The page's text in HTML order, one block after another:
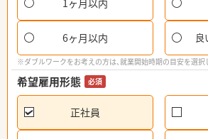
1ヶ月以内
6ヶ月以内 良
※ダブルワークをお考えの方は、就業開始時期の目安を選択
希望雇用形態 必須
正社員